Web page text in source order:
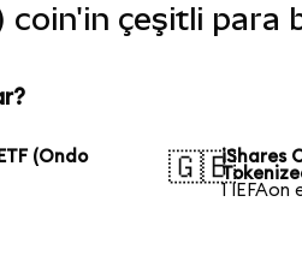
coin'in çeşitli
(Ondo
🇬🇧iShares
1 IEFAon